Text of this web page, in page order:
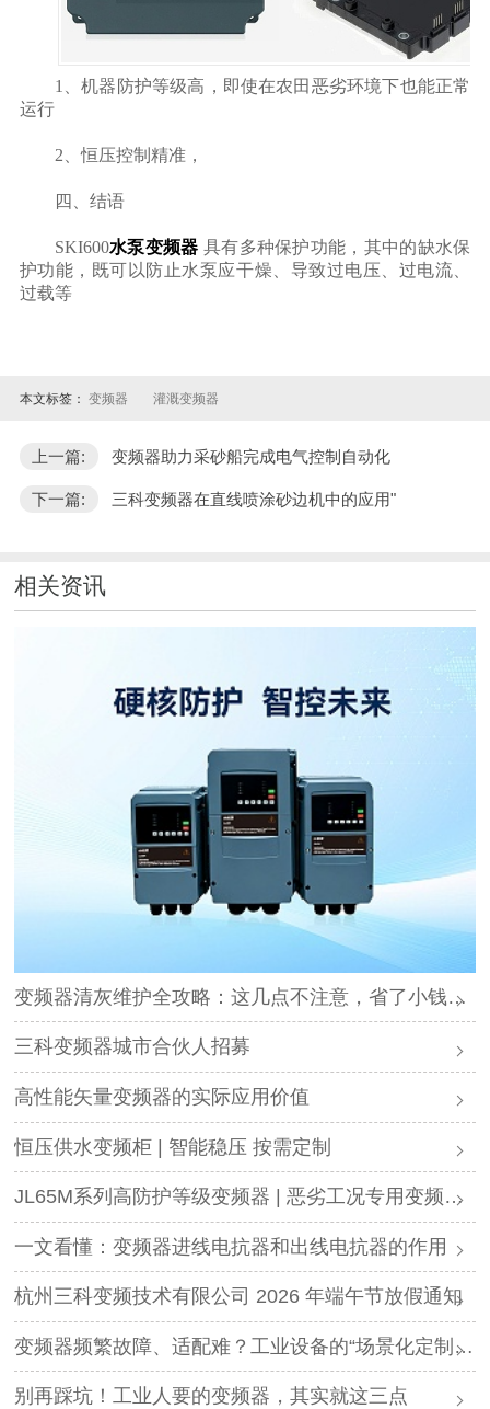
1、机器防护等级高，即使在农田恶劣环境下也能正常
运行
2、恒压控制精准，
四、结语
SKI600水泵变频器 具有多种保护功能，其中的缺水保
护功能，既可以防止水泵应干燥、导致过电压、过电流、
过载等
本文标签： 变频器 灌溉变频器
上一篇: 变频器助力采砂船完成电气控制自动化
下一篇: 三科变频器在直线喷涂砂边机中的应用"
相关资讯
变频器清灰维护全攻略：这几点不注意，省了小钱却可能毁了设备
三科变频器城市合伙人招募
高性能矢量变频器的实际应用价值
恒压供水变频柜 | 智能稳压 按需定制
JL65M系列高防护等级变频器 | 恶劣工况专用变频解决方案
一文看懂：变频器进线电抗器和出线电抗器的作用
杭州三科变频技术有限公司 2026 年端午节放假通知
变频器频繁故障、适配难？工业设备的“场景化定制”，才是破局关键
别再踩坑！工业人要的变频器，其实就这三点